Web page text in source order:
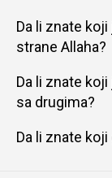
Da li znate
strane Allaha?
Da li znate
sa drugima?
Da li znate